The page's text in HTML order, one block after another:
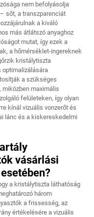
nem befolyásolja
sőt, a transzparenciát
a kiváló
más átlátszó anyaghoz
mutat, így ezek a
a hőmérséklet-ingereknek
kristálytiszta
optimalizálására
a szükséges
maximális
felületeken, így olyan
kínál vizuális vonzerőt és
lánc és a kiskereskedelmi
vásárlási
a kristálytiszta láthatóság
három
a frissesség, az
értékelésére a vizuális